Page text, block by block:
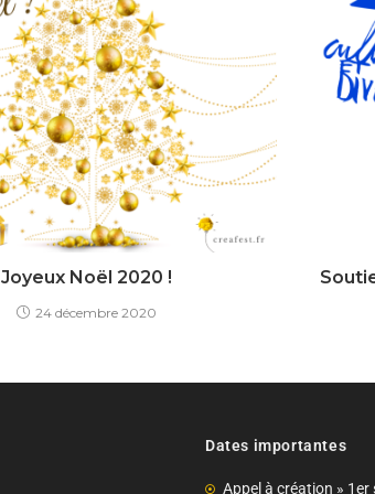
Joyeux Noël 2020 !
24 décembre 2020
Dates importantes
Appel à création »